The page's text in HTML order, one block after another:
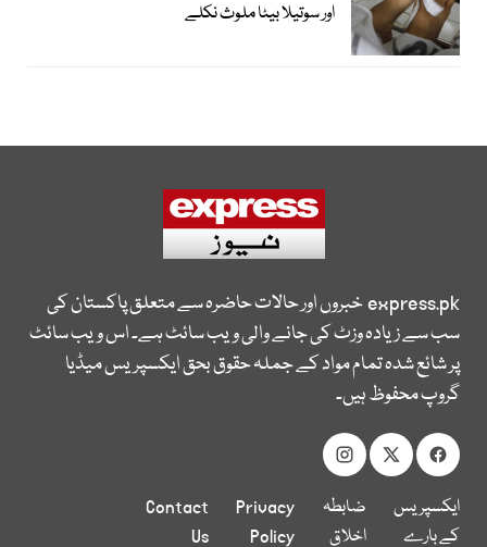
اور سوتیلا بیٹا ملوث نکلے
express.pkخبروں اور حالات حاضرہ سے متعلق پاکستان کی
سب سے زیادہ وزٹ کی جانے والی ویب سائٹ ہے۔ اس ویب سائٹ
پر شائع شدہ تمام مواد کے جملہ حقوق بحق ایکسپریس میڈیا
گروپ محفوظ ہیں۔
ایکسپریس
کے بارے
ضابطہ
اخلاق
Privacy
Policy
Contact
Us